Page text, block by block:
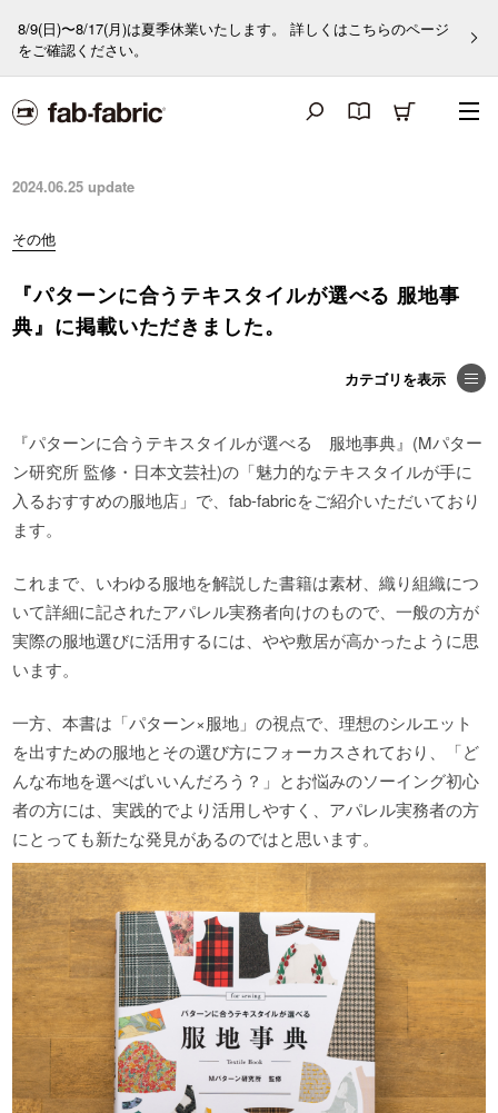
8/9(日)〜8/17(月)は夏季休業いたします。 詳しくはこちらのページ
をご確認ください。
2024.06.25 update
その他
『パターンに合うテキスタイルが選べる 服地事
典』に掲載いただきました。
『パターンに合うテキスタイルが選べる 服地事典』(Mパター
ン研究所 監修・日本文芸社)の「魅力的なテキスタイルが手に
入るおすすめの服地店」で、fab-fabricをご紹介いただいており
ます。
これまで、いわゆる服地を解説した書籍は素材、織り組織につ
いて詳細に記されたアパレル実務者向けのもので、一般の方が
実際の服地選びに活用するには、やや敷居が高かったように思
います。
一方、本書は「パターン×服地」の視点で、理想のシルエット
を出すための服地とその選び方にフォーカスされており、「ど
んな布地を選べばいいんだろう？」とお悩みのソーイング初心
者の方には、実践的でより活用しやすく、アパレル実務者の方
にとっても新たな発見があるのではと思います。